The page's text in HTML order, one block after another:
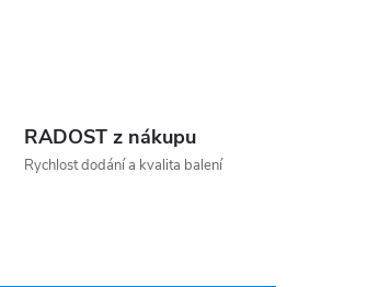
RADOST z nákupu
Rychlost dodání a kvalita balení